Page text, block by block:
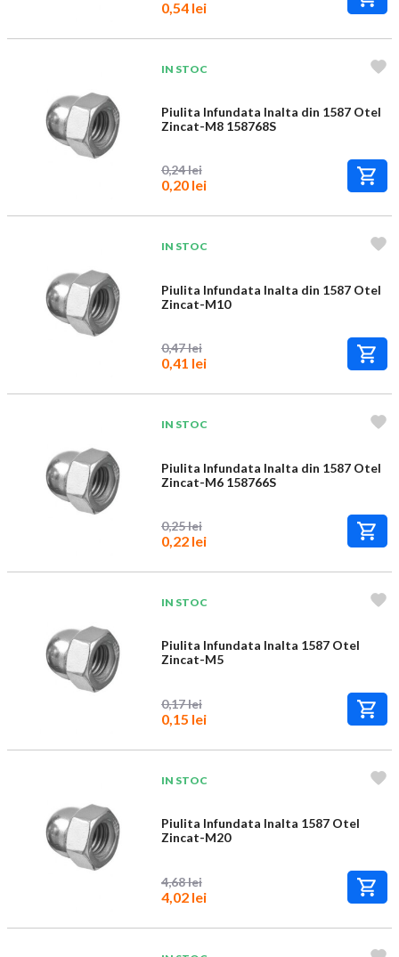
0,54 lei
IN STOC
Piulita Infundata Inalta din 1587 Otel
Zincat-M8 158768S
0,24 lei
0,20 lei
IN STOC
Piulita Infundata Inalta din 1587 Otel
Zincat-M10
0,47 lei
0,41 lei
IN STOC
Piulita Infundata Inalta din 1587 Otel
Zincat-M6 158766S
0,25 lei
0,22 lei
IN STOC
Piulita Infundata Inalta 1587 Otel
Zincat-M5
0,17 lei
0,15 lei
IN STOC
Piulita Infundata Inalta 1587 Otel
Zincat-M20
4,68 lei
4,02 lei